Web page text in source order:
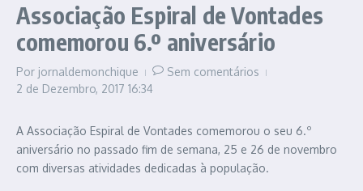
Associação Espiral de Vontades
comemorou 6.º aniversário
Por jornaldemonchique
Sem comentários
2 de Dezembro, 2017 16:34
A Associação Espiral de Vontades comemorou o seu 6.º
aniversário no passado fim de semana, 25 e 26 de novembro
com diversas atividades dedicadas à população.